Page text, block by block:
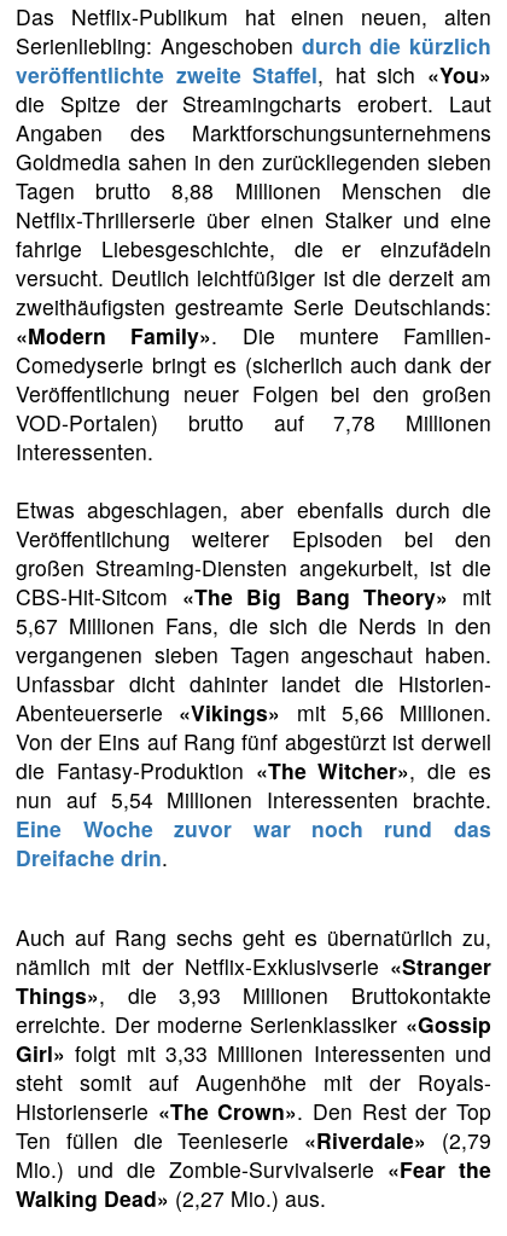
Das Netflix-Publikum hat einen neuen, alten
Serienliebling: Angeschoben durch die kürzlich
veröffentlichte zweite Staffel, hat sich «You»
die Spitze der Streamingcharts erobert. Laut
Angaben des Marktforschungsunternehmens
Goldmedia sahen in den zurückliegenden sieben
Tagen brutto 8,88 Millionen Menschen die
Netflix-Thrillerserie über einen Stalker und eine
fahrige Liebesgeschichte, die er einzufädeln
versucht. Deutlich leichtfüßiger ist die derzeit am
zweithäufigsten gestreamte Serie Deutschlands:
«Modern Family». Die muntere Familien-
Comedyserie bringt es (sicherlich auch dank der
Veröffentlichung neuer Folgen bei den großen
VOD-Portalen) brutto auf 7,78 Millionen
Interessenten.
Etwas abgeschlagen, aber ebenfalls durch die
Veröffentlichung weiterer Episoden bei den
großen Streaming-Diensten angekurbelt, ist die
CBS-Hit-Sitcom «The Big Bang Theory» mit
5,67 Millionen Fans, die sich die Nerds in den
vergangenen sieben Tagen angeschaut haben.
Unfassbar dicht dahinter landet die Historien-
Abenteuerserie «Vikings» mit 5,66 Millionen.
Von der Eins auf Rang fünf abgestürzt ist derweil
die Fantasy-Produktion «The Witcher», die es
nun auf 5,54 Millionen Interessenten brachte.
Eine Woche zuvor war noch rund das
Dreifache drin.
Auch auf Rang sechs geht es übernatürlich zu,
nämlich mit der Netflix-Exklusivserie «Stranger
Things», die 3,93 Millionen Bruttokontakte
erreichte. Der moderne Serienklassiker «Gossip
Girl» folgt mit 3,33 Millionen Interessenten und
steht somit auf Augenhöhe mit der Royals-
Historienserie «The Crown». Den Rest der Top
Ten füllen die Teenieserie «Riverdale» (2,79
Mio.) und die Zombie-Survivalserie «Fear the
Walking Dead» (2,27 Mio.) aus.